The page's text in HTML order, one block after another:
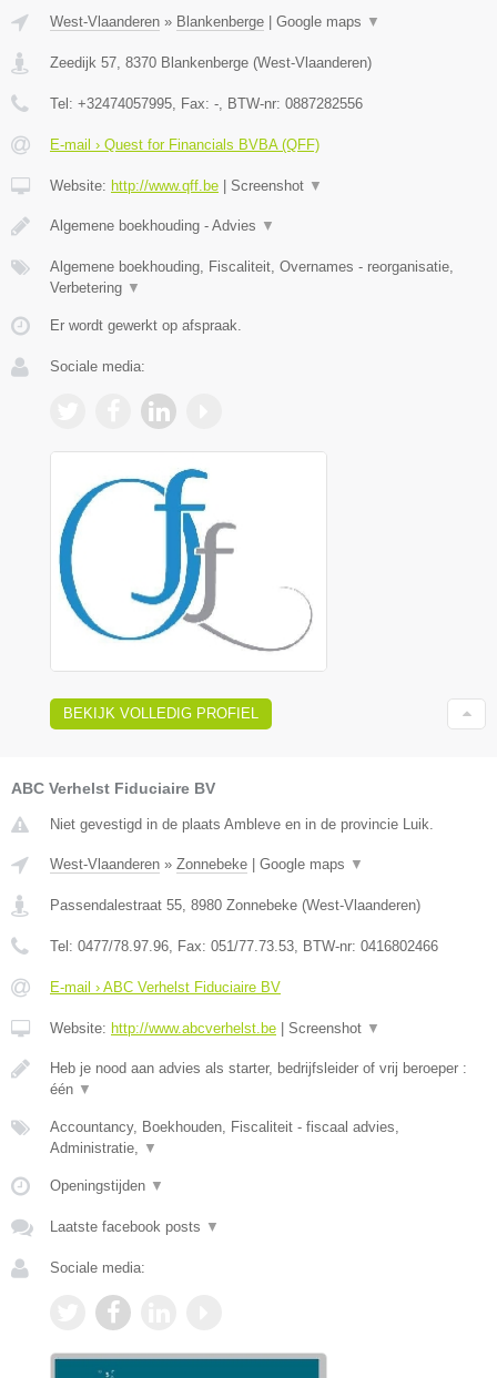
West-Vlaanderen » Blankenberge Google maps ▼
Zeedijk 57, 8370 Blankenberge (West-Vlaanderen)
Tel: +32474057995, Fax: -, BTW-nr: 0887282556
E-mail › Quest for Financials BVBA (QFF)
Website: http://www.qff.be Screenshot ▼
Algemene boekhouding - Advies ▼
Algemene boekhouding, Fiscaliteit, Overnames - reorganisatie,
Verbetering ▼
Er wordt gewerkt op afspraak.
Sociale media:
BEKIJK VOLLEDIG PROFIEL
ABC Verhelst Fiduciaire BV
Niet gevestigd in de plaats Ambleve en in de provincie Luik.
West-Vlaanderen » Zonnebeke Google maps ▼
Passendalestraat 55 8980 Zonnebeke (West-Vlaanderen)
Tel: 0477/78.97.96 , Fax: 051/77.73.53 , BTW-nr: 0416802466
E-mail › ABC Verhelst Fiduciaire BV
Website: http://www.abcverhelst.be Screenshot ▼
Heb je nood aan advies als starter, bedrijfsleider of vrij beroeper :
één ▼
Accountancy, Boekhouden, Fiscaliteit - fiscaal advies,
Administratie,
▼
Openingstijden ▼
Laatste facebook posts ▼
Sociale media: